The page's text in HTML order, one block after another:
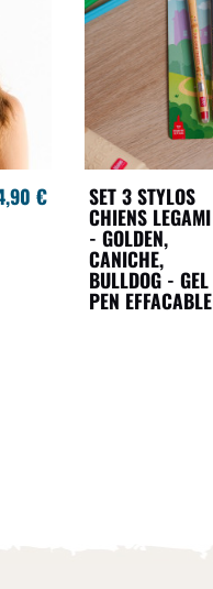
€ SET 3 STYLOS
CHIENS LEGAMI
- GOLDEN,
CANICHE,
BULLDOG - GEL
PEN EFFACABLE